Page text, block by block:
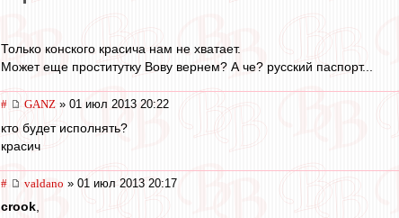
Только конского красича нам не хватает.
Может еще проститутку Вову вернем? А че? русский паспорт...
# GANZ » 01 июл 2013 20:22
кто будет исполнять?
красич
# valdano » 01 июл 2013 20:17
crook